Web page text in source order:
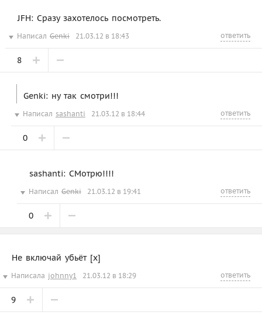
JFH: Сразу захотелось посмотреть.
Написал Genki 21.03.12 в 18:43 ответить
8
Genki: ну так смотри!!!
Написал sashanti 21.03.12 в 18:44 ответить
0
sashanti: СМотрю!!!!
Написал Genki 21.03.12 в 19:41 ответить
0
Не включай убьёт [х]
Написала johnny1 21.03.12 в 18:29 ответить
9